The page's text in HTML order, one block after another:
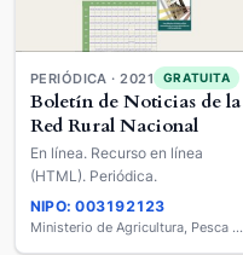
PERIÓDICA · 2021 GRATUITA
Boletín de Noticias de la
Red Rural Nacional
En línea. Recurso en línea
(HTML). Periódica.
NIPO: 003192123
Ministerio de Agricultura, Pesca y Alimentación